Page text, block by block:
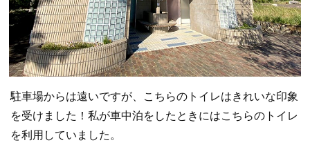
駐車場からは遠いですが、こちらのトイレはきれいな印象
を受けました！私が車中泊をしたときにはこちらのトイレ
を利用していました。